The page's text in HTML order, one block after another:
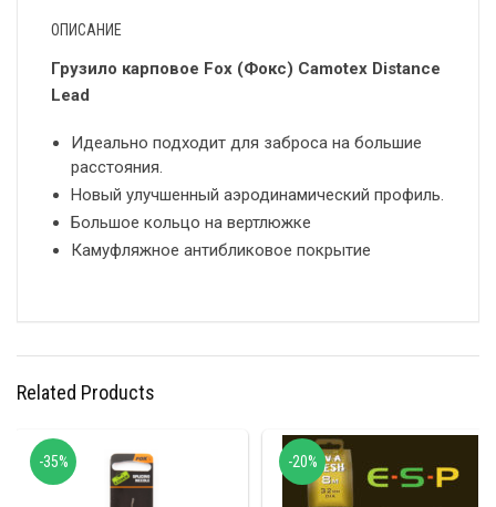
ОПИСАНИЕ
Грузило карповое Fox (Фокс) Camotex Distance
Lead
Идеально подходит для заброса на большие
расстояния.
Новый улучшенный аэродинамический профиль.
Большое кольцо на вертлюжке
Камуфляжное антибликовое покрытие
Related Products
-35% -20%